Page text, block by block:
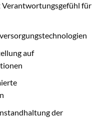
Verantwortungsgefühl für
auf
der